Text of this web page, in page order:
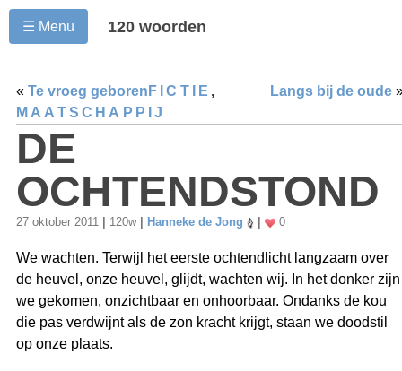
☰ Menu 120 woorden
« Te vroeg geboren Langs bij de oude
FICTIE ,
MAATSCHAPPIJ
DE
OCHTENDSTOND
27 oktober 2011 120w Hanneke de Jong 0
We wachten. Terwijl het eerste ochtendlicht langzaam over
de heuvel, onze heuvel, glijdt, wachten wij. In het donker zijn
we gekomen, onzichtbaar en onhoorbaar. Ondanks de kou
die pas verdwijnt als de zon kracht krijgt, staan we doodstil
op onze plaats.